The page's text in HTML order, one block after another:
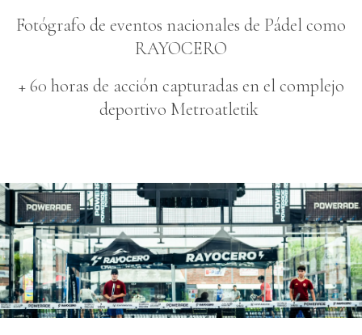
Fotógrafo de eventos nacionales de Pádel como
RAYOCERO
+ 60 horas de acción capturadas en el complejo
deportivo Metroatletik